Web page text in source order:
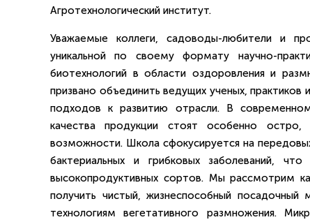
Агротехнологический институт.
Уважаемые коллеги, садоводы-любители и
уникальной по своему формату научно-
биотехнологий в области оздоровления и
призвано объединить ведущих ученых,
подходов к развитию отрасли. В
качества продукции стоят особенно остро,
возможности. Школа сфокусируется на
бактериальных и грибковых заболеваний,
высокопродуктивных сортов. Мы рассмотрим
получить чистый, жизнеспособный
технологиям вегетативного размножения.